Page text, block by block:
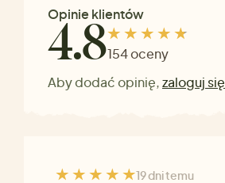
Opinie klientów
4.8154 oceny
Aby dodać opinię,zaloguj się
19 dni temu